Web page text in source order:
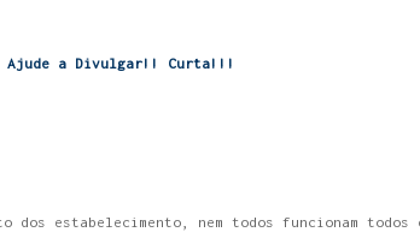
Ajude a Divulgar!! Curta!!!
dos estabelecimento, nem todos funcionam todos